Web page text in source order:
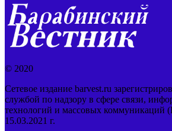
© 2020
Сетевое издание barvest.ru
службой по надзору в сфере связи,
технологий и массовых коммуникаций
15.03.2021 г.